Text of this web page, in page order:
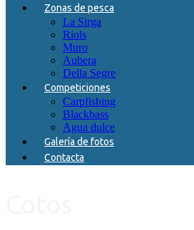
Zonas de pesca
La Sirga
Riols
Muro
Aubera
Della Segre
Competiciones
Carpfishing
Blackbass
Agua dulce
Galería de fotos
Contacta